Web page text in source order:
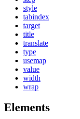
style
tabindex
target
title
translate
type
usemap
value
width
wrap
Elements